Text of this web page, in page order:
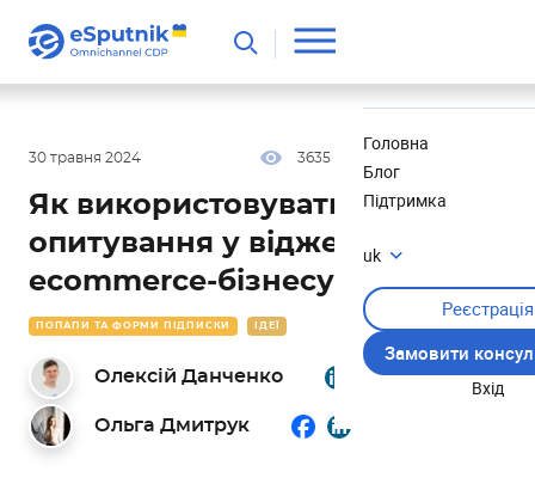
Головна
Блог
Підтримка
uk
Реєстрація
Замовити
Вхід
30 травня 2024 3635
ПОПАПИ ТА ФОРМИ ПІДПИСКИ ІДЕЇ
Як використовувати
опитування у віджетах для
ecommerce-бізнесу
Олексій Данченко
Ольга Дмитрук